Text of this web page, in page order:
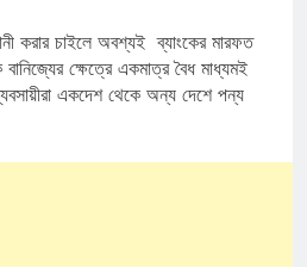
করার চাইলে অবশ্যই ব্যাংকের মারফত
ক্ষেত্রে একমাত্র বৈধ মাধ্যমই
একদেশ থেকে অন্য দেশে পন্য